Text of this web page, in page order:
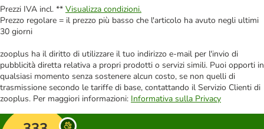
Prezzi IVA incl. ** Visualizza condizioni.
Prezzo regolare = il prezzo più basso che l'articolo ha avuto negli ultimi
30 giorni
zooplus ha il diritto di utilizzare il tuo indirizzo e-mail per l'invio di
pubblicità diretta relativa a propri prodotti o servizi simili. Puoi opporti in
qualsiasi momento senza sostenere alcun costo, se non quelli di
trasmissione secondo le tariffe di base, contattando il Servizio Clienti di
zooplus. Per maggiori informazioni: Informativa sulla Privacy